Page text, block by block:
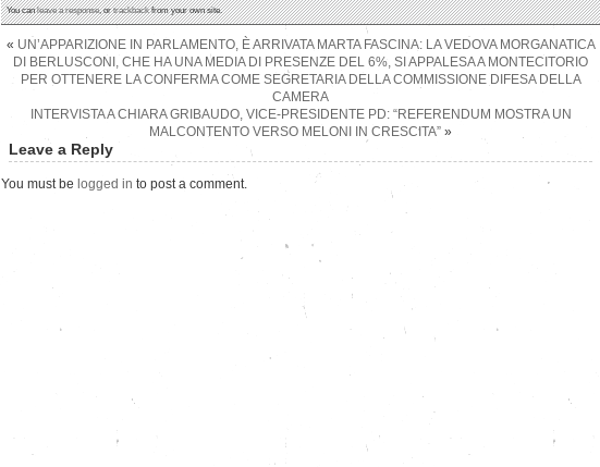
You canleave a response, ortrackbackfrom your own site.
« UN’APPARIZIONE IN PARLAMENTO, È ARRIVATA MARTA FASCINA: LA VEDOVA MORGANATICA
DI BERLUSCONI, CHE HA UNA MEDIA DI PRESENZE DEL 6%, SI APPALESA A MONTECITORIO
PER OTTENERE LA CONFERMA COME SEGRETARIA DELLA COMMISSIONE DIFESA DELLA
CAMERA
INTERVISTA A CHIARA GRIBAUDO, VICE-PRESIDENTE PD: “REFERENDUM MOSTRA UN
MALCONTENTO VERSO MELONI IN CRESCITA” »
Leave a Reply
You must be logged in to post a comment.